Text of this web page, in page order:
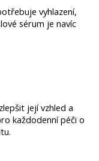
vyhlazení,
sérum je navíc
její vzhled a
každodenní péči o